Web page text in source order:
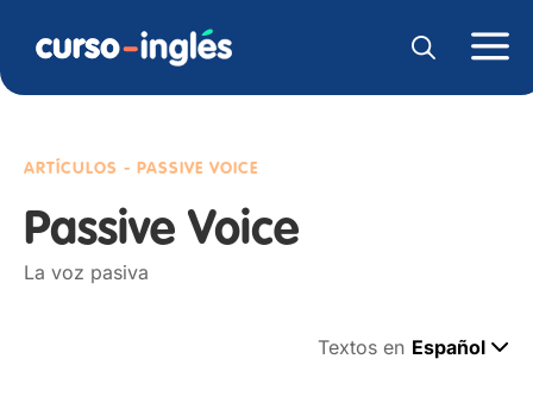
ARTÍCULOS - PASSIVE VOICE
Passive Voice
La voz pasiva
Textos en Español